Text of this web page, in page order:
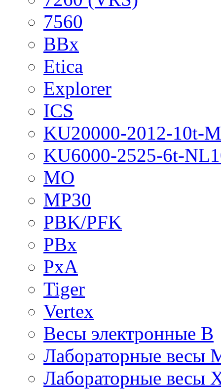
7560
BBx
Etica
Explorer
ICS
KU20000-2012-10t-
KU6000-2525-6t-
MO
MP30
PBK/PFK
PBx
PxA
Tiger
Vertex
Весы электронные B
Лабораторные весы
Лабораторные весы